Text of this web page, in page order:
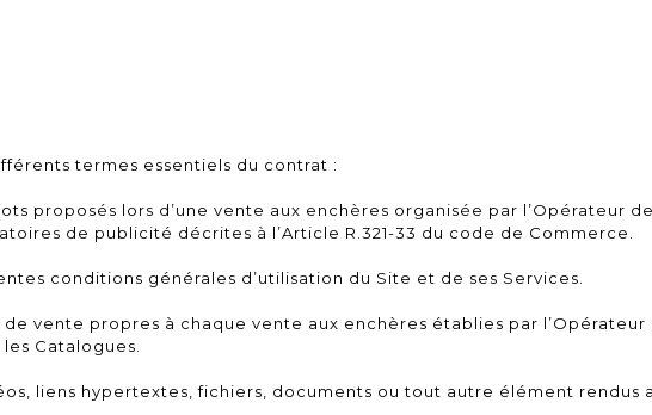
termes essentiels du contrat :
proposés lors d’une vente aux enchères organisée par l’Opérateur
de publicité décrites à l’Article R.321-33 du code de Commerce.
conditions générales d’utilisation du Site et de ses Services.
vente propres à chaque vente aux enchères établies par l’Opérateur
Catalogues.
liens hypertextes, fichiers, documents ou tout autre élément rendus